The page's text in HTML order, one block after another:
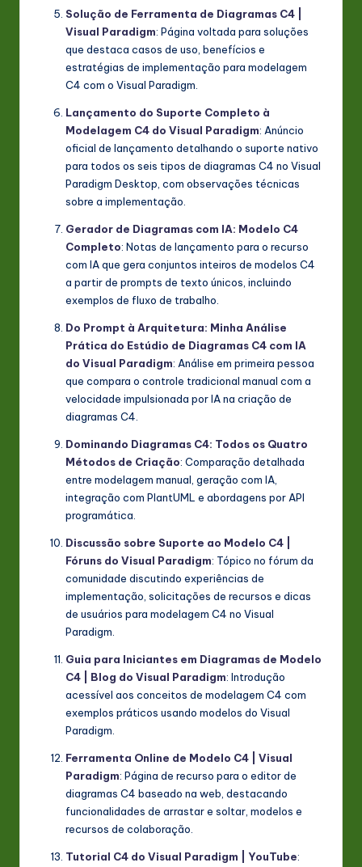
Solução de Ferramenta de Diagramas C4 |
Visual Paradigm: Página voltada para soluções
que destaca casos de uso, benefícios e
estratégias de implementação para modelagem
C4 com o Visual Paradigm.
Lançamento do Suporte Completo à
Modelagem C4 do Visual Paradigm: Anúncio
oficial de lançamento detalhando o suporte nativo
para todos os seis tipos de diagramas C4 no Visual
Paradigm Desktop, com observações técnicas
sobre a implementação.
Gerador de Diagramas com IA: Modelo C4
Completo: Notas de lançamento para o recurso
com IA que gera conjuntos inteiros de modelos C4
a partir de prompts de texto únicos, incluindo
exemplos de fluxo de trabalho.
Do Prompt à Arquitetura: Minha Análise
Prática do Estúdio de Diagramas C4 com IA
do Visual Paradigm: Análise em primeira pessoa
que compara o controle tradicional manual com a
velocidade impulsionada por IA na criação de
diagramas C4.
Dominando Diagramas C4: Todos os Quatro
Métodos de Criação: Comparação detalhada
entre modelagem manual, geração com IA,
integração com PlantUML e abordagens por API
programática.
Discussão sobre Suporte ao Modelo C4 |
Fóruns do Visual Paradigm: Tópico no fórum da
comunidade discutindo experiências de
implementação, solicitações de recursos e dicas
de usuários para modelagem C4 no Visual
Paradigm.
Guia para Iniciantes em Diagramas de Modelo
C4 | Blog do Visual Paradigm: Introdução
acessível aos conceitos de modelagem C4 com
exemplos práticos usando modelos do Visual
Paradigm.
Ferramenta Online de Modelo C4 | Visual
Paradigm: Página de recurso para o editor de
diagramas C4 baseado na web, destacando
funcionalidades de arrastar e soltar, modelos e
recursos de colaboração.
Tutorial C4 do Visual Paradigm | YouTube: